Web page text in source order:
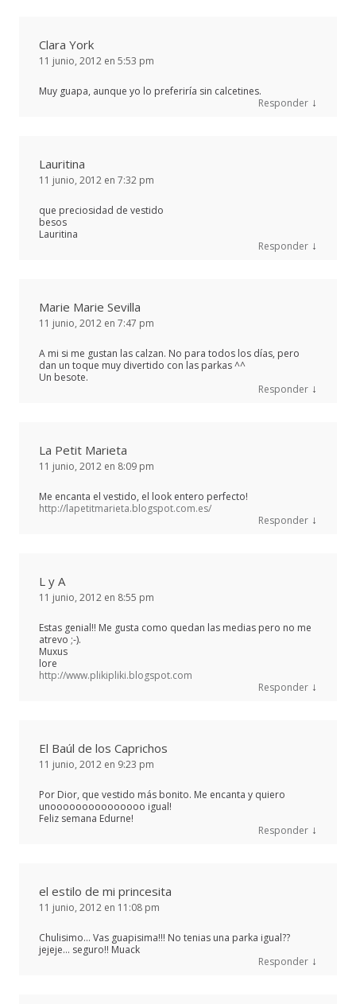
Clara York
11 junio, 2012 en 5:53 pm
Muy guapa, aunque yo lo preferiría sin calcetines.
Responder ↓
Lauritina
11 junio, 2012 en 7:32 pm
que preciosidad de vestido
besos
Lauritina
Responder ↓
Marie Marie Sevilla
11 junio, 2012 en 7:47 pm
A mi si me gustan las calzan. No para todos los días, pero
dan un toque muy divertido con las parkas ^^
Un besote.
Responder ↓
La Petit Marieta
11 junio, 2012 en 8:09 pm
Me encanta el vestido, el look entero perfecto!
http://lapetitmarieta.blogspot.com.es/
Responder ↓
L y A
11 junio, 2012 en 8:55 pm
Estas genial!! Me gusta como quedan las medias pero no me
atrevo ;-).
Muxus
lore
http://www.plikipliki.blogspot.com
Responder ↓
El Baúl de los Caprichos
11 junio, 2012 en 9:23 pm
Por Dior, que vestido más bonito. Me encanta y quiero
unooooooooooooooo igual!
Feliz semana Edurne!
Responder ↓
el estilo de mi princesita
11 junio, 2012 en 11:08 pm
Chulisimo… Vas guapisima!!! No tenias una parka igual??
jejeje… seguro!! Muack
Responder ↓